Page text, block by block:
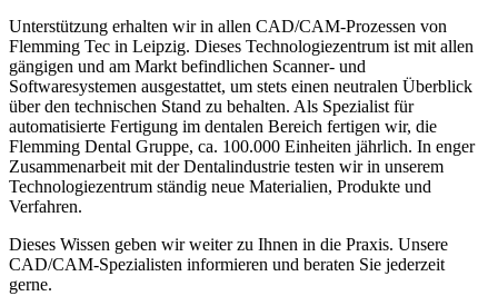
Unterstützung erhalten wir in allen CAD/CAM-Prozessen von
Flemming Tec in Leipzig. Dieses Technologiezentrum ist mit allen
gängigen und am Markt befindlichen Scanner- und
Softwaresystemen ausgestattet, um stets einen neutralen Überblick
über den technischen Stand zu behalten. Als Spezialist für
automatisierte Fertigung im dentalen Bereich fertigen wir, die
Flemming Dental Gruppe, ca. 100.000 Einheiten jährlich. In enger
Zusammenarbeit mit der Dentalindustrie testen wir in unserem
Technologiezentrum ständig neue Materialien, Produkte und
Verfahren.
Dieses Wissen geben wir weiter zu Ihnen in die Praxis. Unsere
CAD/CAM-Spezialisten informieren und beraten Sie jederzeit
gerne.